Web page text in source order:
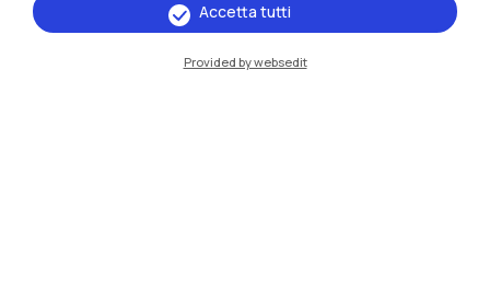
Accetta tutti
Provided by websedit